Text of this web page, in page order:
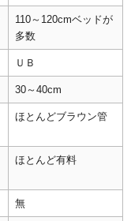
110～120cmベッドが
多数
ＵＢ
30～40cm
ほとんどブラウン管
ほとんど有料
無